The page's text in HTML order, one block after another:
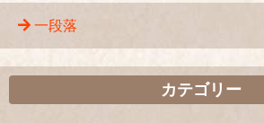
一段落
カテゴリー